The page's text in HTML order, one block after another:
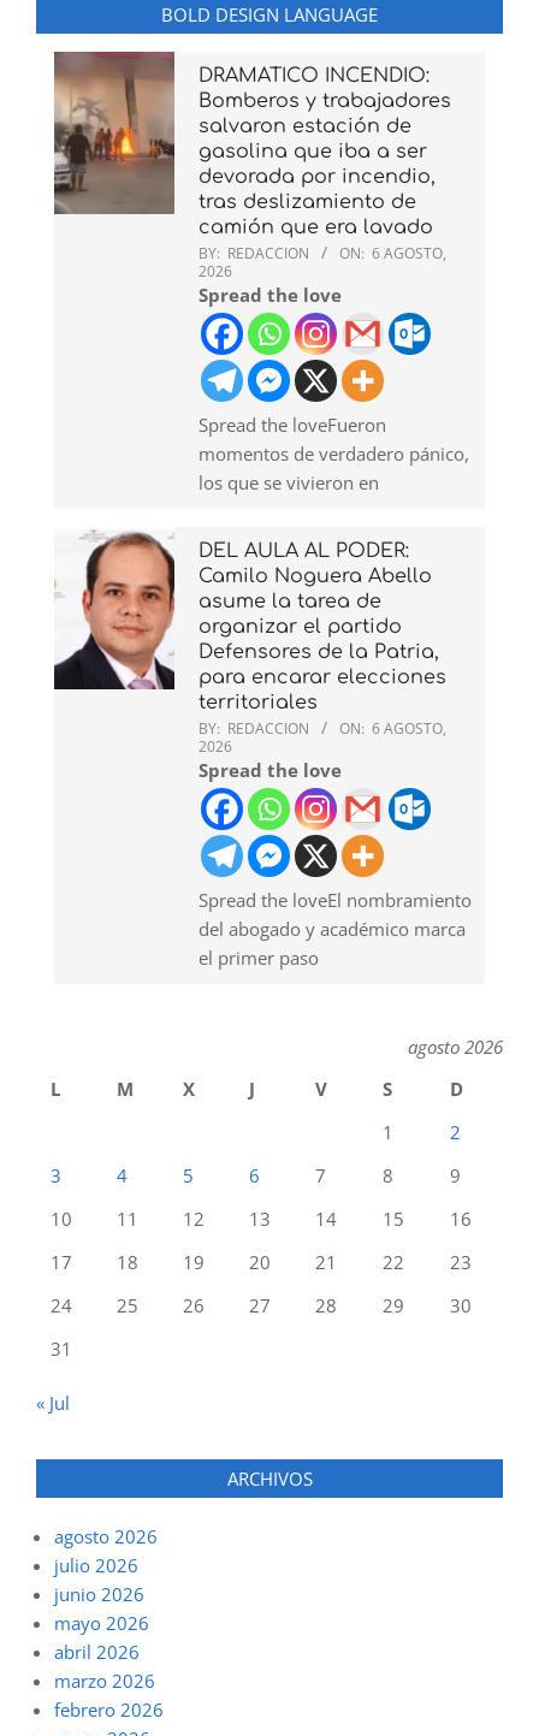
BOLD DESIGN LANGUAGE
DRAMATICO INCENDIO:
Bomberos y trabajadores
salvaron estación de
gasolina que iba a ser
devorada por incendio,
tras deslizamiento de
camión que era lavado
BY: REDACCION ON: 6 AGOSTO,
2026
Spread the love
Spread the loveFueron
momentos de verdadero pánico,
los que se vivieron en
DEL AULA AL PODER:
Camilo Noguera Abello
asume la tarea de
organizar el partido
Defensores de la Patria,
para encarar elecciones
territoriales
BY: REDACCION ON: 6 AGOSTO,
2026
Spread the love
Spread the loveEl nombramiento
del abogado y académico marca
el primer paso
agosto 2026
L
M X J V S
D
1
2
3
4 5 6 7 8
9
10
11 12 13 14 15
16
17
18 19 20 21 22
23
24
25 26 27 28 29
30
31
« Jul
ARCHIVOS
agosto 2026
julio 2026
junio 2026
mayo 2026
abril 2026
marzo 2026
febrero 2026